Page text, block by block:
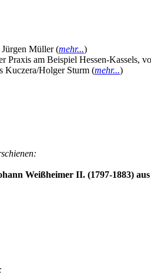
Müller (mehr...)
Praxis am Beispiel Hessen-Kassels,
Kuczera/Holger Sturm (mehr...)
Weißheimer II. (1797-1883)